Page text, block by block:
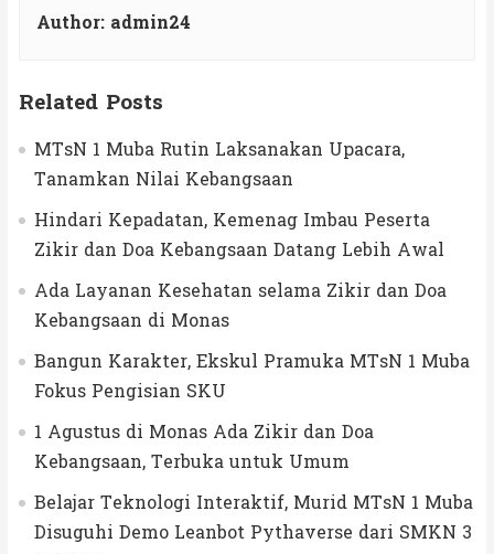
Author: admin24
Related Posts
MTsN 1 Muba Rutin Laksanakan Upacara,
Tanamkan Nilai Kebangsaan
Hindari Kepadatan, Kemenag Imbau Peserta
Zikir dan Doa Kebangsaan Datang Lebih Awal
Ada Layanan Kesehatan selama Zikir dan Doa
Kebangsaan di Monas
Bangun Karakter, Ekskul Pramuka MTsN 1 Muba
Fokus Pengisian SKU
1 Agustus di Monas Ada Zikir dan Doa
Kebangsaan, Terbuka untuk Umum
Belajar Teknologi Interaktif, Murid MTsN 1 Muba
Disuguhi Demo Leanbot Pythaverse dari SMKN 3